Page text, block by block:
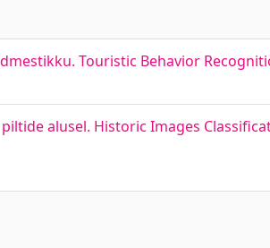
Touristic Behavior
alusel. Historic Images